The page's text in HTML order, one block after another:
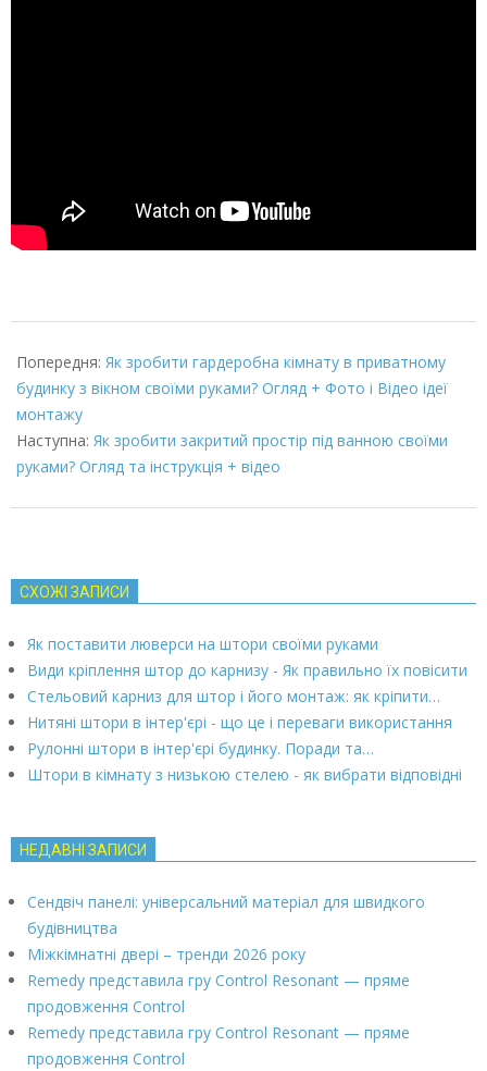
03-
08
Попередня: Як зробити гардеробна кімнату в приватному
будинку з вікном своїми руками? Огляд + Фото і Відео ідеї
монтажу
Наступна: Як зробити закритий простір під ванною своїми
руками? Огляд та інструкція + відео
СХОЖІ ЗАПИСИ
Як поставити люверси на штори своїми руками
Види кріплення штор до карнизу - Як правильно їх повісити
Стельовий карниз для штор і його монтаж: як кріпити…
Нитяні штори в інтер'єрі - що це і переваги використання
Рулонні штори в інтер'єрі будинку. Поради та…
Штори в кімнату з низькою стелею - як вибрати відповідні
НЕДАВНІ ЗАПИСИ
Сендвіч панелі: універсальний матеріал для швидкого
будівництва
Міжкімнатні двері – тренди 2026 року
Remedy представила гру Control Resonant — пряме
продовження Control
Remedy представила гру Control Resonant — пряме
продовження Control